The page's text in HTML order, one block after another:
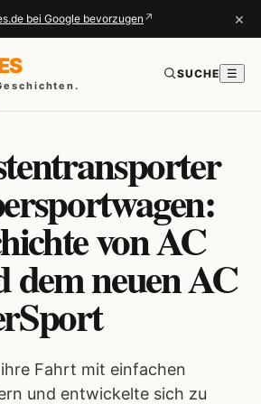
bei Google bevorzugen ↗ ×
SUCHE ☰
von AC
dem neuen AC
Fahrt mit einfachen
und entwickelte sich zu